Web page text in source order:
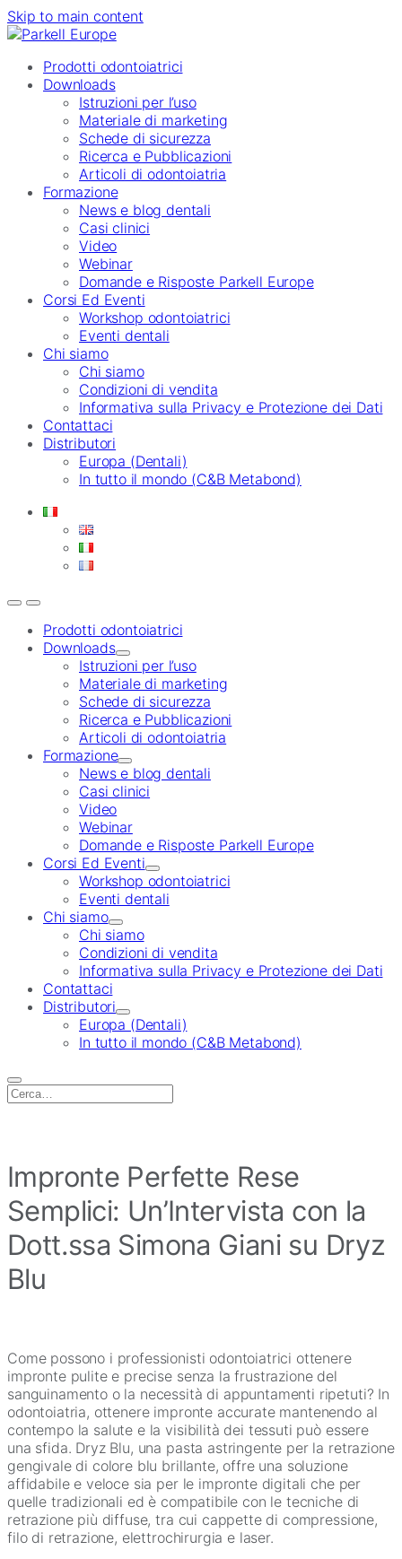
Skip to main content
Prodotti odontoiatrici
Downloads
Istruzioni per l’uso
Materiale di marketing
Schede di sicurezza
Ricerca e Pubblicazioni
Articoli di odontoiatria
Formazione
News e blog dentali
Casi clinici
Video
Webinar
Domande e Risposte Parkell Europe
Corsi Ed Eventi
Workshop odontoiatrici
Eventi dentali
Chi siamo
Chi siamo
Condizioni di vendita
Informativa sulla Privacy e Protezione dei Dati
Contattaci
Distributori
Europa (Dentali)
In tutto il mondo (C&B Metabond)
Prodotti odontoiatrici
Downloads
Istruzioni per l’uso
Materiale di marketing
Schede di sicurezza
Ricerca e Pubblicazioni
Articoli di odontoiatria
Formazione
News e blog dentali
Casi clinici
Video
Webinar
Domande e Risposte Parkell Europe
Corsi Ed Eventi
Workshop odontoiatrici
Eventi dentali
Chi siamo
Chi siamo
Condizioni di vendita
Informativa sulla Privacy e Protezione dei Dati
Contattaci
Distributori
Europa (Dentali)
In tutto il mondo (C&B Metabond)
Search
Impronte Perfette Rese
Semplici: Un’Intervista con la
Dott.ssa Simona Giani su Dryz
Blu
Come possono i professionisti odontoiatrici ottenere
impronte pulite e precise senza la frustrazione del
sanguinamento o la necessità di appuntamenti ripetuti? In
odontoiatria, ottenere impronte accurate mantenendo al
contempo la salute e la visibilità dei tessuti può essere
una sfida. Dryz Blu, una pasta astringente per la retrazione
gengivale di colore blu brillante, offre una soluzione
affidabile e veloce sia per le impronte digitali che per
quelle tradizionali ed è compatibile con le tecniche di
retrazione più diffuse, tra cui cappette di compressione,
filo di retrazione, elettrochirurgia e laser.